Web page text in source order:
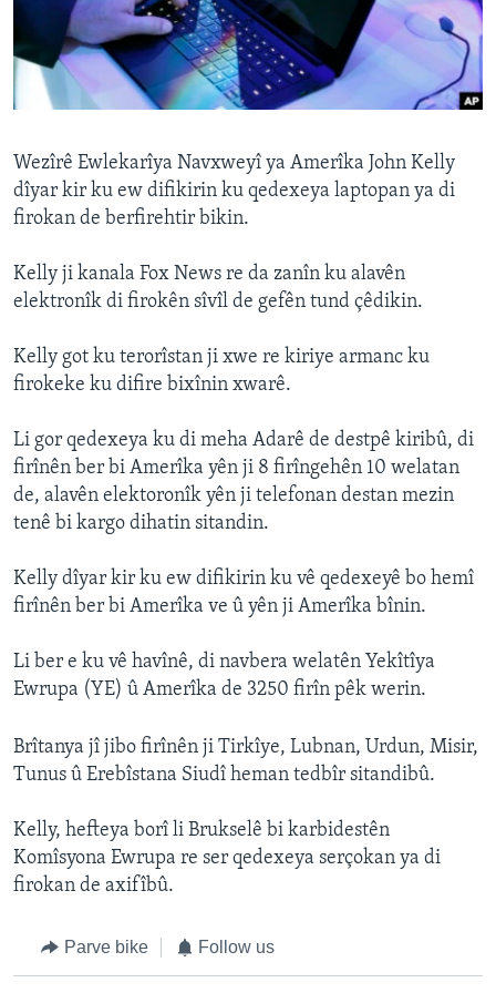
ÇAND Û HUNER
SERNIVÎS
SORANÎ
Learning English
FOLLOW US
Wezîrê Ewlekarîya Navxweyî ya Amerîka John Kelly
dîyar kir ku ew difikirin ku qedexeya laptopan ya di
firokan de berfirehtir bikin.
Kelly ji kanala Fox News re da zanîn ku alavên
elektronîk di firokên sîvîl de gefên tund çêdikin.
Kelly got ku terorîstan ji xwe re kiriye armanc ku
firokeke ku difire bixînin xwarê.
Li gor qedexeya ku di meha Adarê de destpê kiribû, di
firînên ber bi Amerîka yên ji 8 firîngehên 10 welatan
de, alavên elektoronîk yên ji telefonan destan mezin
tenê bi kargo dihatin sitandin.
Kelly dîyar kir ku ew difikirin ku vê qedexeyê bo hemî
firînên ber bi Amerîka ve û yên ji Amerîka bînin.
Li ber e ku vê havînê, di navbera welatên Yekîtîya
Ewrupa (YE) û Amerîka de 3250 firîn pêk werin.
Brîtanya jî jibo firînên ji Tirkîye, Lubnan, Urdun, Misir,
Tunus û Erebîstana Siudî heman tedbîr sitandibû.
Kelly, hefteya borî li Brukselê bi karbidestên
Komîsyona Ewrupa re ser qedexeya serçokan ya di
firokan de axifîbû.
Parve bike Follow us